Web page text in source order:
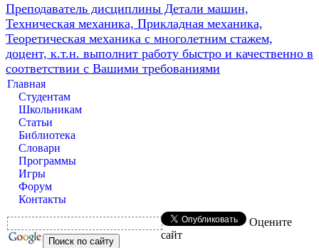
Преподаватель дисциплины Детали машин,
Техническая механика, Прикладная механика,
Теоретическая механика с многолетним стажем,
доцент, к.т.н. выполнит работу быстро и качественно в
соответствии с Вашими требованиями
Главная
Студентам
Школьникам
Статьи
Библиотека
Словари
Программы
Игры
Форум
Контакты
Оцените
сайт